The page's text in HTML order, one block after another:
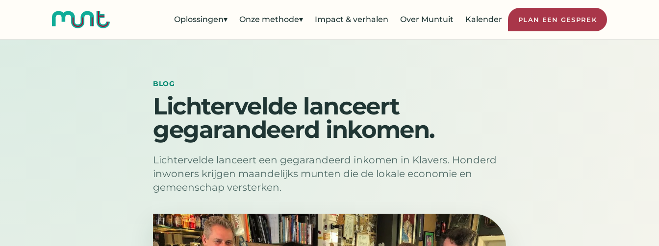
Oplossingen▾ Onze methode▾ Impact & verhalen Over Muntuit Kalender PLAN EEN GESPREK
BLOG
Lichtervelde lanceert
gegarandeerd inkomen.
Lichtervelde lanceert een gegarandeerd inkomen in Klavers. Honderd
inwoners krijgen maandelijks munten die de lokale economie en
gemeenschap versterken.